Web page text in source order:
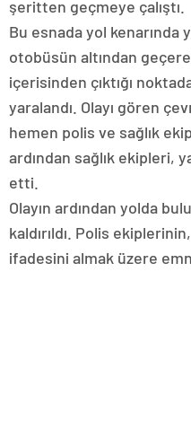
şeritten geçmeye çalıştı.
Bu esnada yol
otobüsün altından
içerisinden çıktığı
yaralandı. Olayı gören
hemen polis ve sağlık
ardından sağlık ekipleri,
etti.
Olayın ardından yolda
kaldırıldı. Polis
ifadesini almak üzere